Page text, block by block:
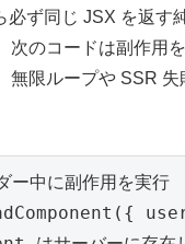
必ず同じ JSX を返す
次のコードは副作用
無限ループや SSR 失
中に副作用を実行